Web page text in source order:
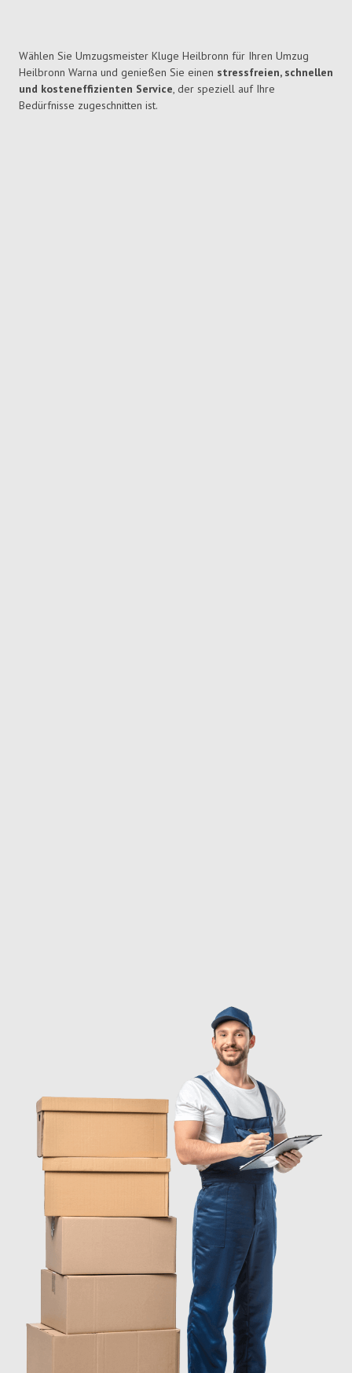
Wählen Sie Umzugsmeister Kluge Heilbronn für Ihren Umzug
Heilbronn Warna und genießen Sie einen stressfreien, schnellen
und kosteneffizienten Service, der speziell auf Ihre
Bedürfnisse zugeschnitten ist.